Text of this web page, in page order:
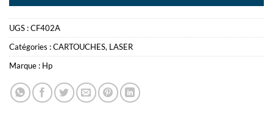
UGS :CF402A
Catégories :CARTOUCHES, LASER
Marque : Hp